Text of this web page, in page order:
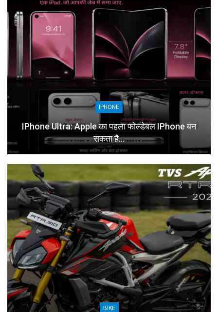
IPHONE
IPhone Ultra: Apple का पहला फोल्डेबल IPhone बन
सकता है…
BIKE